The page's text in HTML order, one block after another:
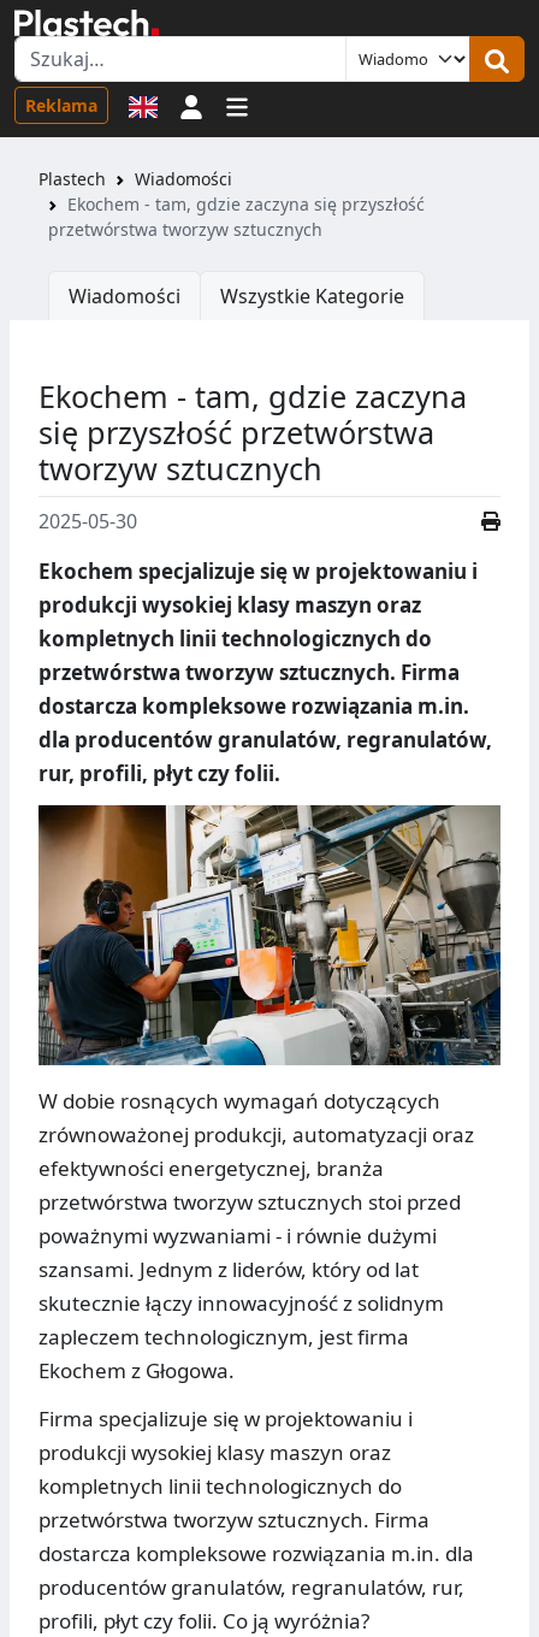
Reklama Logowanie
Plastech
Wiadomości
Ekochem - tam, gdzie zaczyna się przyszłość
przetwórstwa tworzyw sztucznych
Wiadomości Wszystkie Kategorie
Ekochem - tam, gdzie zaczyna
się przyszłość przetwórstwa
tworzyw sztucznych
2025-05-30
Ekochem specjalizuje się w projektowaniu i
produkcji wysokiej klasy maszyn oraz
kompletnych linii technologicznych do
przetwórstwa tworzyw sztucznych. Firma
dostarcza kompleksowe rozwiązania m.in.
dla producentów granulatów, regranulatów,
rur, profili, płyt czy folii.
W dobie rosnących wymagań dotyczących
zrównoważonej produkcji, automatyzacji oraz
efektywności energetycznej, branża
przetwórstwa tworzyw sztucznych stoi przed
poważnymi wyzwaniami - i równie dużymi
szansami. Jednym z liderów, który od lat
skutecznie łączy innowacyjność z solidnym
zapleczem technologicznym, jest firma
Ekochem z Głogowa.
Firma specjalizuje się w projektowaniu i
produkcji wysokiej klasy maszyn oraz
kompletnych linii technologicznych do
przetwórstwa tworzyw sztucznych. Firma
dostarcza kompleksowe rozwiązania m.in. dla
producentów granulatów, regranulatów, rur,
profili, płyt czy folii. Co ją wyróżnia?